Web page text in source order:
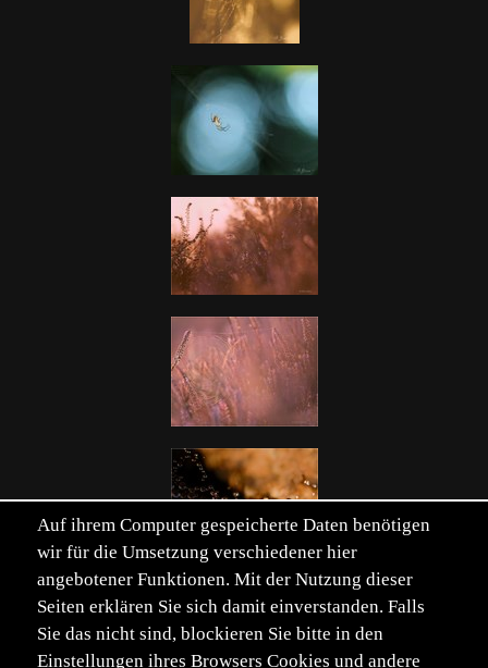
Einträge von 243. Seite 1 von 5.
Seite:Erste Zurück 1 2 3 45 Vor Letzte
Auf ihrem Computer gespeicherte Daten benötigen
wir für die Umsetzung verschiedener hier
angebotener Funktionen. Mit der Nutzung dieser
Seiten erklären Sie sich damit einverstanden. Falls
Sie das nicht sind, blockieren Sie bitte in den
Einstellungen ihres Browsers Cookies und andere